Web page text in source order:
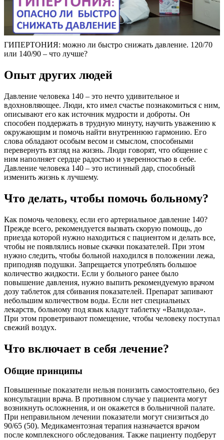
ГИПЕРТОНИЯ: можно ли быстро снижать давление. 120/70
или 140/90 – что лучше?
Опыт других людей
Давление человека 140 – это нечто удивительное и
вдохновляющее. Люди, кто имел счастье познакомиться с ним,
описывают его как источник мудрости и доброты. Он
способен поддержать в трудную минуту, научить уважению к
окружающим и помочь найти внутреннюю гармонию. Его
слова обладают особым весом и смыслом, способными
перевернуть взгляд на жизнь. Люди говорят, что общение с
ним наполняет сердце радостью и уверенностью в себе.
Давление человека 140 – это истинный дар, способный
изменить жизнь к лучшему.
Что делать, чтобы помочь больному?
Как помочь человеку, если его артериальное давление 140?
Прежде всего, рекомендуется вызвать скорую помощь, до
приезда которой нужно находиться с пациентом и делать все,
чтобы не появлялись новые скачки показателей. При этом
нужно следить, чтобы больной находился в положении лежа,
приподняв подушки. Запрещается употреблять большое
количество жидкости. Если у больного ранее было
повышение давления, нужно выпить рекомендуемую врачом
дозу таблеток для сбивания показателей. Препарат запивают
небольшим количеством воды. Если нет специальных
лекарств, больному под язык кладут таблетку «Валидола».
При этом проветривают помещение, чтобы человеку поступал
свежий воздух.
Что включает в себя лечение?
Общие принципы
Повышенные показатели нельзя понизить самостоятельно, без
консультации врача. В противном случае у пациента могут
возникнуть осложнения, и он окажется в больничной палате.
При неправильном лечении показатели могут снизиться до
90/65 (50). Медикаментозная терапия назначается врачом
после комплексного обследования. Также пациенту подберут